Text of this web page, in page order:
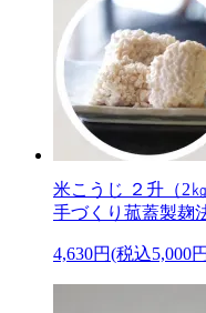
米こうじ ２升（2㎏
手づくり菰蓋製麹
4,630円(税込5,000